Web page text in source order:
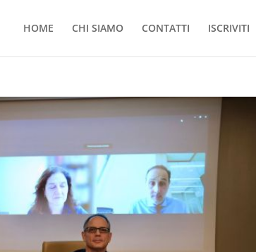
HOME CHI SIAMO CONTATTI ISCRIVITI